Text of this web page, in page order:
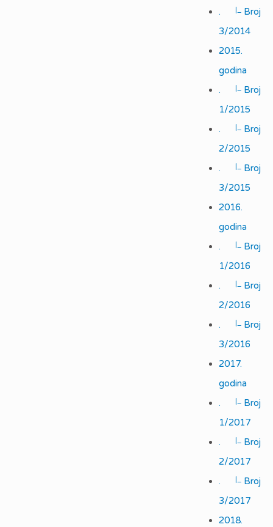
. |_ Broj
3/2014
2015.
godina
.
|_ Broj
1/2015
.
|_ Broj
2/2015
.
|_ Broj
3/2015
2016.
godina
.
|_ Broj
1/2016
.
|_ Broj
2/2016
.
|_ Broj
3/2016
2017.
godina
.
|_ Broj
1/2017
.
|_ Broj
2/2017
.
|_ Broj
3/2017
2018.